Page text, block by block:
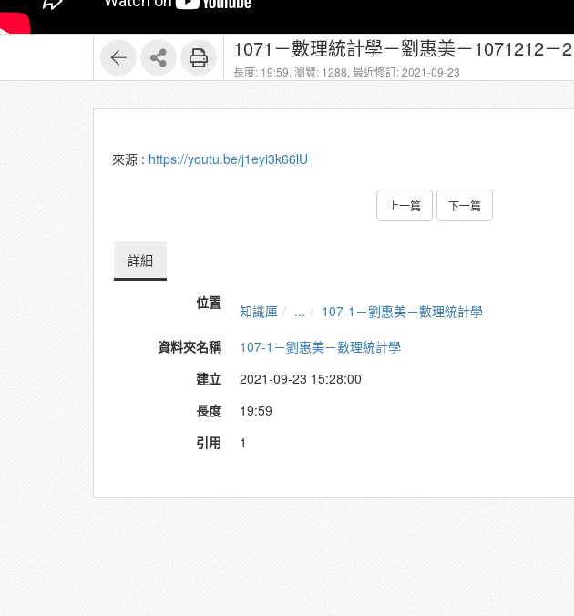
1071－數理統計學－劉惠美－1071212－2
長度: 19:59, 瀏覽: 1288, 最近修訂: 2021-09-23
來源 : https://youtu.be/j1eyi3k66lU
上一篇 下一篇
詳細
位置 知識庫 ...
107-1－劉惠美－數理統計學
資料夾名稱
107-1－劉惠美－數理統計學
建立
2021-09-23 15:28:00
長度
19:59
引用
1